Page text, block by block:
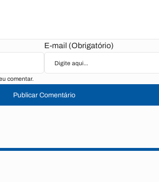
E-mail (Obrigatório)
comentar.
Publicar Comentário